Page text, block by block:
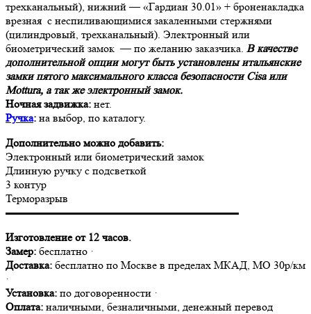
трехканальный), нижний — «Гардиан 30.01» + броненакладка
врезная с неспиливающимися закаленными стержнями
(цилиндровый, трехканальный). Электронный или
биометрический замок — по желанию заказчика. В качестве
дополнительной опции могут быть установлены итальянские
замки пятого максимального класса безопасности Cisa или
Mottura, а так же электронный замок.
Ночная задвижка: нет.
Ручка: на выбор, по каталогу.
Дополнительно можно добавить:
Электронный или биометрический замок
Длинную ручку с подсветкой
3 контур
Терморазрыв
▬▬▬▬▬▬▬▬▬▬▬▬▬▬▬▬▬▬▬▬▬
Изготовление от 12 часов.
Замер: бесплатно ·
Доставка: бесплатно по Москве в пределах МКАД, МО 30р/км
·
Установка: по договоренности ·
Оплата: наличными, безналичными, денежный перевод